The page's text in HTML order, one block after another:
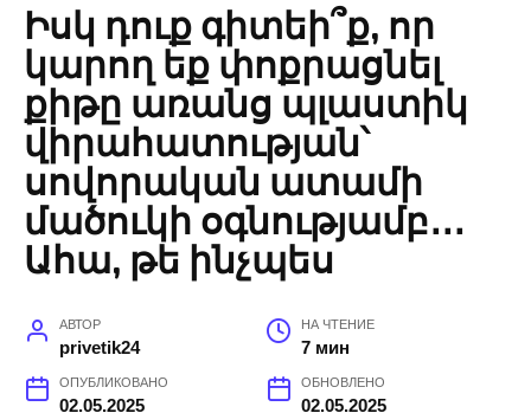
Իսկ դուք գիտեի՞ք, որ
կարող եք փոքրացնել
քիթը առանց պլաստիկ
վիրահատության՝
սովորական ատամի
մածուկի օգնությամբ․․․
Ահա, թե ինչպես
АВТОР
privetik24
НА ЧТЕНИЕ
7 мин
ОПУБЛИКОВАНО
02.05.2025
ОБНОВЛЕНО
02.05.2025